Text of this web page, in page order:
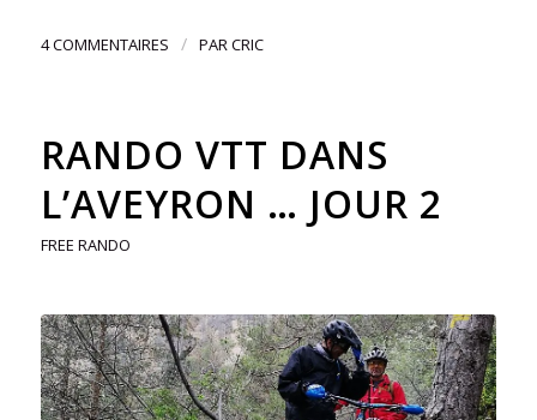
4 COMMENTAIRES / PARCRIC
RANDO VTT DANS
L’AVEYRON … JOUR 2
FREE RANDO